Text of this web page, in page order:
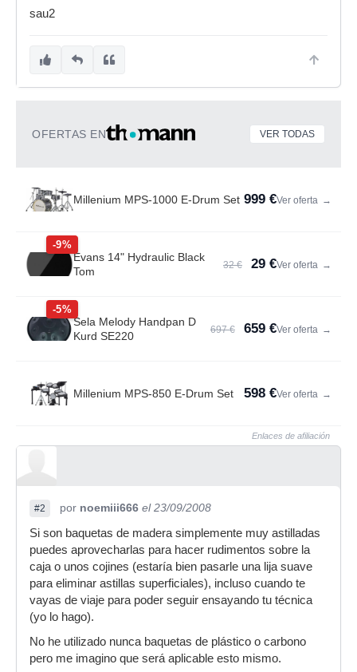
sau2
OFERTAS EN VER TODAS
Millenium MPS-1000 E-Drum Set 999 €Ver oferta →
-9%
Evans 14" Hydraulic Black
Tom
32 € 29 €Ver oferta →
-5%
Sela Melody Handpan D
Kurd SE220
697 € 659 €Ver oferta →
Millenium MPS-850 E-Drum Set 598 €Ver oferta →
Enlaces de afiliación
#2 por noemiii666 el 23/09/2008
Si son baquetas de madera simplemente muy astilladas
puedes aprovecharlas para hacer rudimentos sobre la
caja o unos cojines (estaría bien pasarle una lija suave
para eliminar astillas superficiales), incluso cuando te
vayas de viaje para poder seguir ensayando tu técnica
(yo lo hago).
No he utilizado nunca baquetas de plástico o carbono
pero me imagino que será aplicable esto mismo.